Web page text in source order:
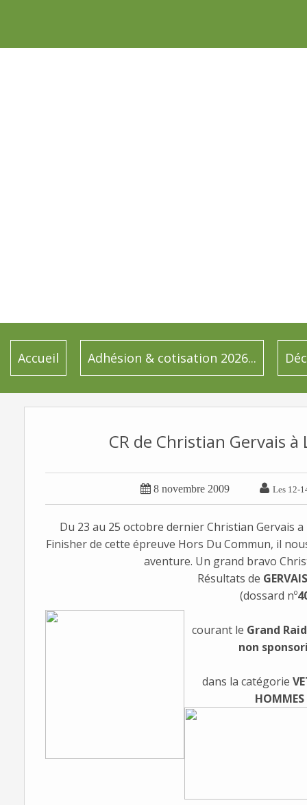
Accueil Adhésion & cotisation 2026...
CR de Christian Gervais
 8 novembre 2009  Les 12-
Du 23 au 25 octobre dernier Christian Gervais
Finisher de cette épreuve Hors Du Commun, il
aventure. Un grand bravo
Résultats de
(dossard nº
courant le Grand
non
dans la catégorie
HOMMES